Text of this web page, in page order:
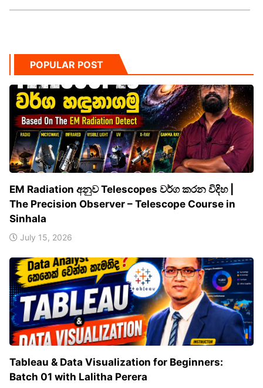
POPULAR POST
EM Radiation අනුව Telescopes වර්ග කරන විදිහ |
The Precision Observer – Telescope Course in
Sinhala
July 15, 2026
Tableau & Data Visualization for Beginners:
Batch 01 with Lalitha Perera